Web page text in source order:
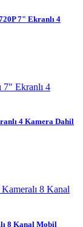
7" Ekranlı 4
4 Kamera Dahil
8 Kanal Mobil